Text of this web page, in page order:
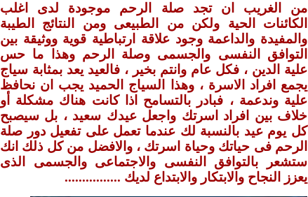
من الغريب ان تجد صلة الرحم موجودة لدى اغلب
الكائنات الحية ولكن من الطبيعى ومن النتائج الطيبة
والمفيدة والداعمة وجود علاقة ارتباطية قوية ووثيقة بين
التوافق النفسى والجسمى وصلة الرحم وهذا ما حس
علية الدين ، فكل عام وانتم بخير ، فالعيد يعد بمثابة سياج
يجمع افراد الاسرة ، وهذا السياج الحميد يجب ان نحافظ
علية وندعمة ، فبادر بالتسامح اذا كانت هناك مشكلة أو
خلاف بين افراد اسرتك واجعل عيدك سعيد ، بل سيصبح
كل يوم عيد بالنسبة لك عندما تعمل على تفعيل دور صلة
الرحم فى حياتك وحياة اسرتك ، والافضل من كل ذلك انك
ستشعر بالتوافق النفسى والاجتماعى والجسمى الذى
يعزز النجاح والابتكار والابتداع لديك ................